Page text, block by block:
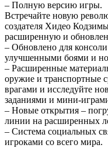
– Полную версию игры.
Встречайте новую
создателя Хидео
расширенную и
– Обновлено для
улучшенными боями и
– Расширенные
оружие и транспортные
врагами и исследуйте
заданиями и мини-
– Новые открытия –
линии на расширенных
– Система социальных
игроками со всего мира.